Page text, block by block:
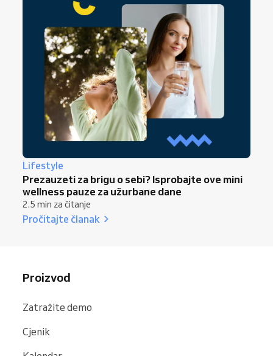
Lifestyle
Prezauzeti za brigu o sebi? Isprobajte ove mini
wellness pauze za užurbane dane
2.5 min za čitanje
Pročitajte članak
Proizvod
Zatražite demo
Cjenik